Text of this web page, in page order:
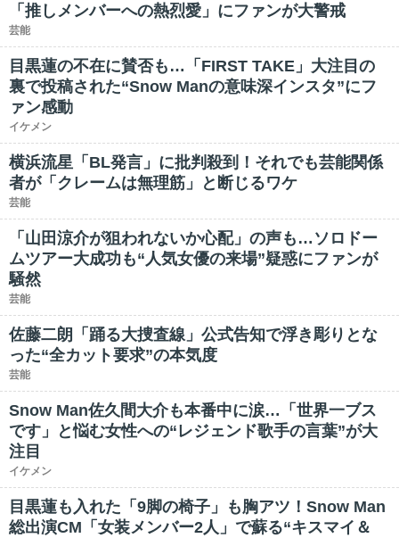
「推しメンバーへの熱烈愛」にファンが大警戒
芸能
目黒蓮の不在に賛否も…「FIRST TAKE」大注目の
裏で投稿された“Snow Manの意味深インスタ”にフ
ァン感動
イケメン
横浜流星「BL発言」に批判殺到！それでも芸能関係
者が「クレームは無理筋」と断じるワケ
芸能
「山田涼介が狙われないか心配」の声も…ソロドー
ムツアー大成功も“人気女優の来場”疑惑にファンが
騒然
芸能
佐藤二朗「踊る大捜査線」公式告知で浮き彫りとな
った“全カット要求”の本気度
芸能
Snow Man佐久間大介も本番中に涙…「世界一ブス
です」と悩む女性への“レジェンド歌手の言葉”が大
注目
イケメン
目黒蓮も入れた「9脚の椅子」も胸アツ！Snow Man
総出演CM「女装メンバー2人」で蘇る“キスマイ＆